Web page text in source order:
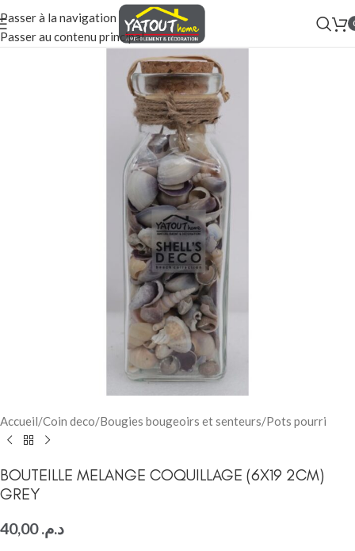
Passer à la navigation
Passer au contenu principal
Accueil/Coin deco/Bougies bougeoirs et senteurs/Pots pourri
BOUTEILLE MELANGE COQUILLAGE (6X19 2CM)
GREY
د.م.40,00